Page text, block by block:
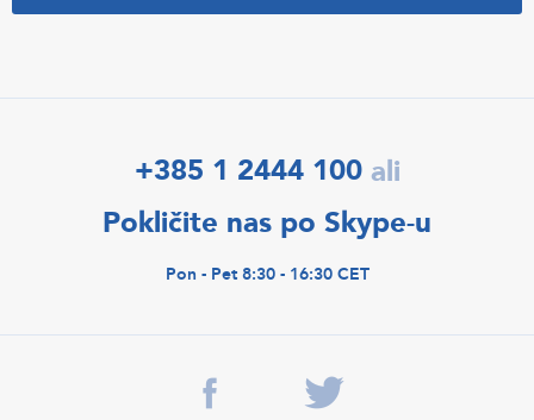
+385 1 2444 100 ali
Pokličite nas po Skype-u
Pon - Pet 8:30 - 16:30 CET